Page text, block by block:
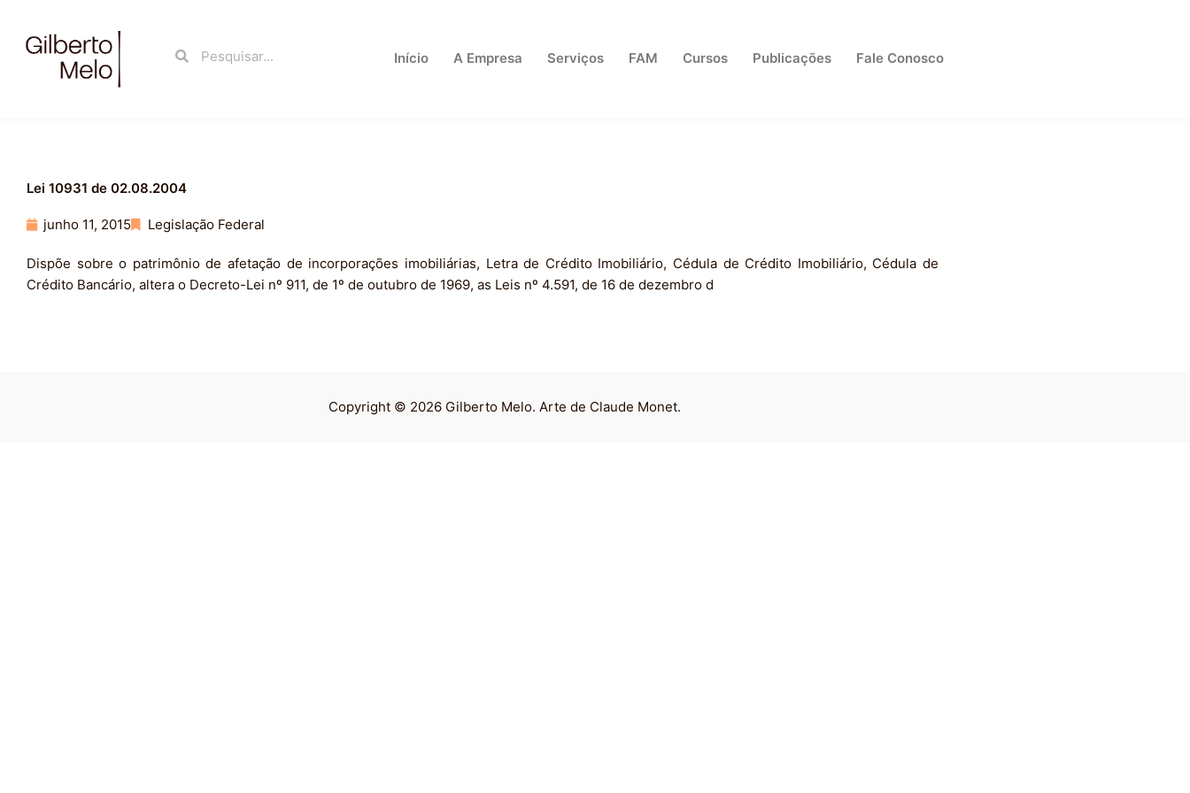
SearchSearch
Início A Empresa Serviços FAM Cursos Publicações Fale Conosco
Lei 10931 de 02.08.2004
junho 11, 2015 Legislação Federal
Dispõe sobre o patrimônio de afetação de incorporações imobiliárias, Letra de Crédito Imobiliário, Cédula de Crédito Imobiliário, Cédula de
Crédito Bancário, altera o Decreto-Lei nº 911, de 1º de outubro de 1969, as Leis nº 4.591, de 16 de dezembro d
Copyright © 2026 Gilberto Melo. Arte de Claude Monet.